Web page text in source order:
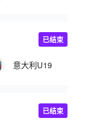
意大利U19
已结束
已结束